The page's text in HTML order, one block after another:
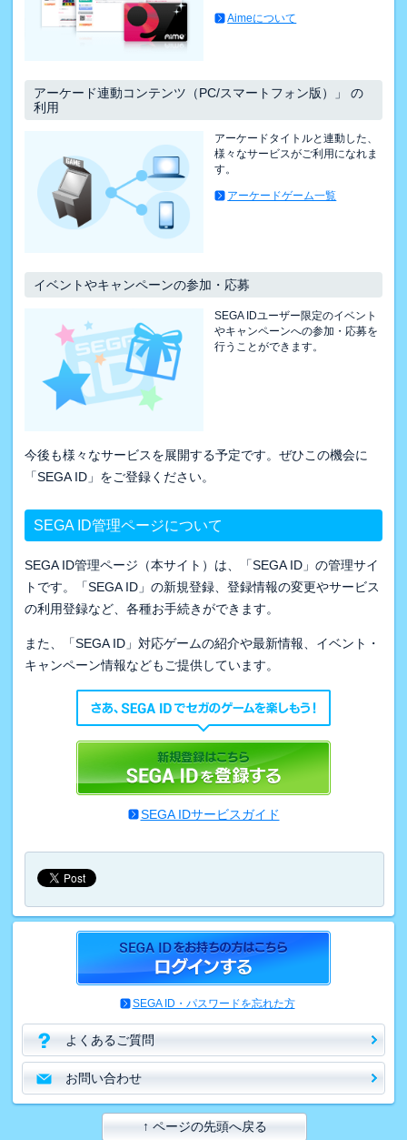
Aimeについて
アーケード連動コンテンツ（PC/スマートフォン版）」 の
利用
アーケードタイトルと連動した、
様々なサービスがご利用になれま
す。
アーケードゲーム一覧
イベントやキャンペーンの参加・応募
SEGA IDユーザー限定のイベント
やキャンペーンへの参加・応募を
行うことができます。
今後も様々なサービスを展開する予定です。ぜひこの機会に
「SEGA ID」をご登録ください。
SEGA ID管理ページについて
SEGA ID管理ページ（本サイト）は、「SEGA ID」の管理サイ
トです。「SEGA ID」の新規登録、登録情報の変更やサービス
の利用登録など、各種お手続きができます。
また、「SEGA ID」対応ゲームの紹介や最新情報、イベント・
キャンペーン情報などもご提供しています。
SEGA IDサービスガイド
SEGA ID・パスワードを忘れた方
よくあるご質問
お問い合わせ
↑ ページの先頭へ戻る